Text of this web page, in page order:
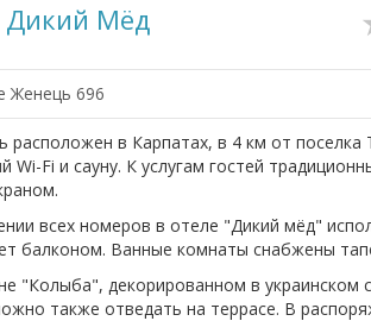
Дикий Мёд
Женець 696
расположен в Карпатах, в 4 км от поселка
Wi-Fi и сауну. К услугам гостей
всех номеров в отеле "Дикий мёд"
балконом. Ванные комнаты снабжены
"Колыба", декорированном в украинском
также отведать на террасе. В